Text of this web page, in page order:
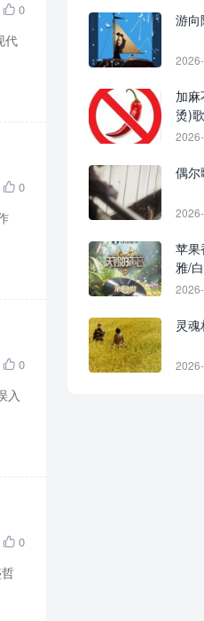
 0
代
 0
 0
入
 0
游向
加
烫)
偶尔
苹果
雅/
灵